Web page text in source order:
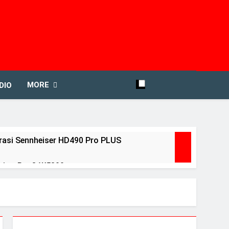
MORE
Sennheiser HD490 Pro PLUS
BenQ W5800
menguji headphone dan speaker Anda